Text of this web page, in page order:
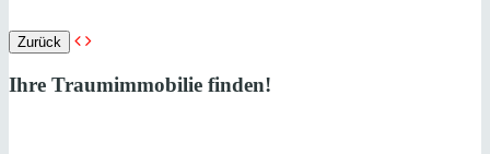
Zurück
Ihre Traumimmobilie finden!